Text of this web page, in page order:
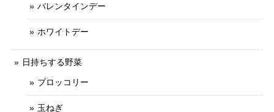
バレンタインデー
ホワイトデー
日持ちする野菜
ブロッコリー
玉ねぎ